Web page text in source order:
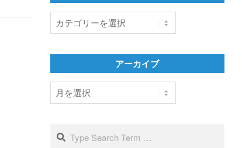
テ
リ
アーカイブ
ア
ー
ブSearch